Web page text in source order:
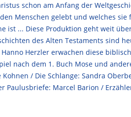
schon am Anfang der
Menschen gelebt und welches
ist ... Diese Produktion geht weit
des Alten Testaments sind
Herzler erwachen diese
nach dem 1. Buch Mose und
/ Die Schlange: Sandra
Paulusbriefe: Marcel Barion /